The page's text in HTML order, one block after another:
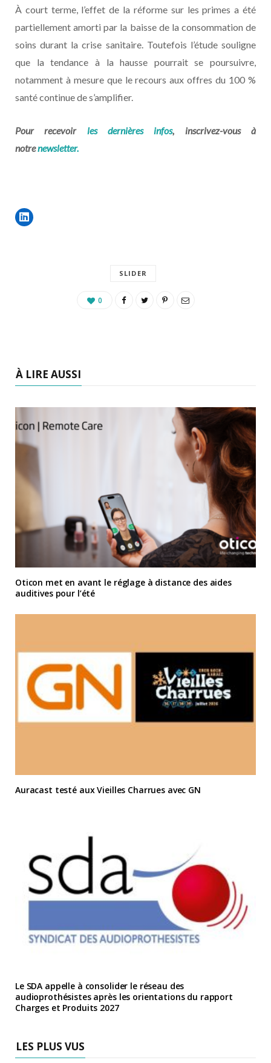
À court terme, l’effet de la réforme sur les primes a été
partiellement amorti par la baisse de la consommation de
soins durant la crise sanitaire. Toutefois l’étude souligne
que la tendance à la hausse pourrait se poursuivre,
notamment à mesure que le recours aux offres du 100 %
santé continue de s’amplifier.
Pour recevoir les dernières infos, inscrivez-vous à
notrenewsletter.
SLIDER
0
À LIRE AUSSI
Oticon met en avant le réglage à distance des aides
auditives pour l’été
Auracast testé aux Vieilles Charrues avec GN
Le SDA appelle à consolider le réseau des
audioprothésistes après les orientations du rapport
Charges et Produits 2027
LES PLUS VUS